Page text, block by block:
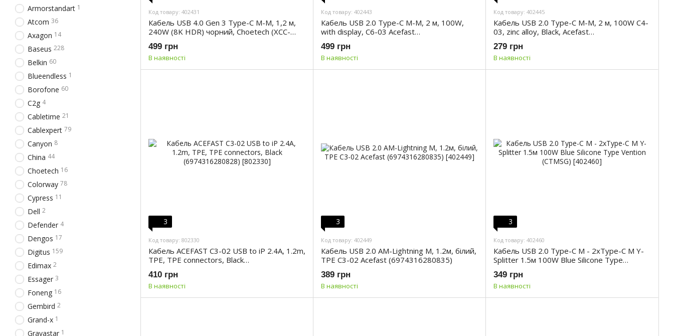
Код товару: 402431
Кабель USB 4.0 Gen 3 Type-C M-M, 1,2 м,
240W (8K HDR) чорний, Choetech (XCC-
1040-GY)
499 грн
В наявності
Код товару: 402443
Кабель USB 2.0 Type-C M-M, 2 м, 100W,
with display, C6-03 Acefast
(6974316281054)
499 грн
В наявності
Код товару: 402445
Кабель USB 2.0 Type-C M-M, 2 м, 100W C4-
03, zinc alloy, Black, Acefast
(6974316280996)
279 грн
В наявності
3
Код товару: 802330
Кабель ACEFAST C3-02 USB to iP 2.4A, 1.2m,
TPE, TPE connectors, Black
(6974316280828)
410 грн
В наявності
3
Код товару: 402449
Кабель USB 2.0 AM-Lightning M, 1.2м, білий,
TPE C3-02 Acefast (6974316280835)
389 грн
В наявності
3
Код товару: 402460
Кабель USB 2.0 Type-C M - 2хType-C M Y-
Splitter 1.5м 100W Blue Silicone Type
Vention (CTMSG)
349 грн
В наявності
Armorstandart 1
Atcom 36
Axagon 14
Baseus 228
Belkin 60
Blueendless 1
Borofone 60
C2g 4
Cabletime 21
Cablexpert 79
Canyon 8
China 44
Choetech 16
Colorway 78
Cypress 11
Dell 2
Defender 4
Dengos 17
Digitus 159
Edimax 2
Essager 3
Foneng 16
Gembird 2
Grand-x 1
Gravastar 1